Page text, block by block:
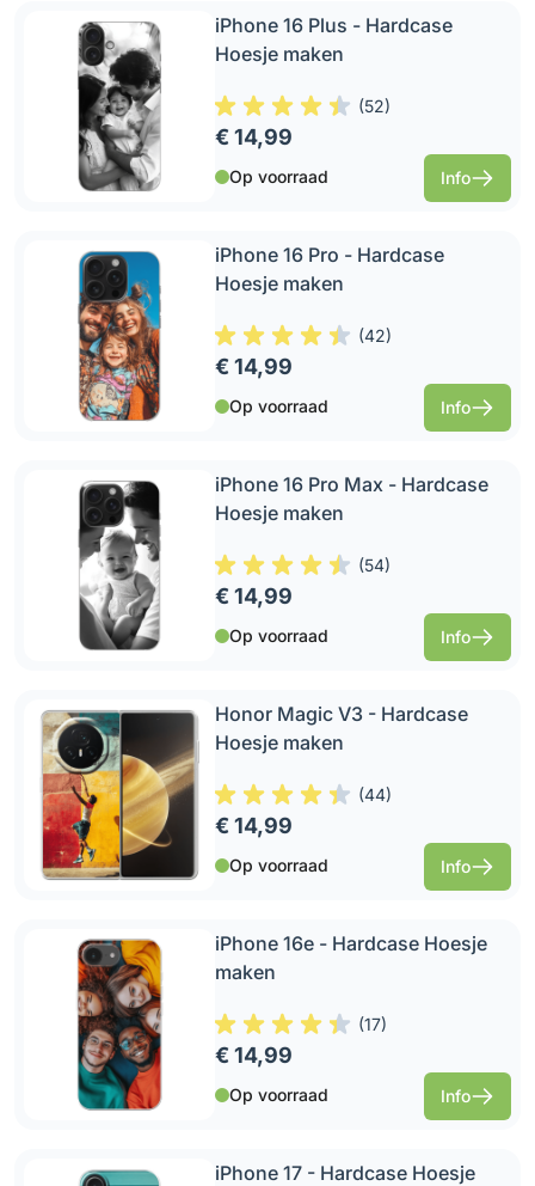
iPhone 16 Plus - Hardcase
Hoesje maken
(52)
€ 14,99
Op voorraad Info
iPhone 16 Pro - Hardcase
Hoesje maken
(42)
€ 14,99
Op voorraad Info
iPhone 16 Pro Max - Hardcase
Hoesje maken
(54)
€ 14,99
Op voorraad Info
Honor Magic V3 - Hardcase
Hoesje maken
(44)
€ 14,99
Op voorraad Info
iPhone 16e - Hardcase Hoesje
maken
(17)
€ 14,99
Op voorraad Info
iPhone 17 - Hardcase Hoesje